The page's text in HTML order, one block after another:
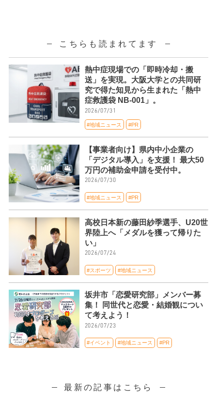
こちらも読まれてます
熱中症現場での「即時冷却・搬
送」を実現。大阪大学との共同研
究で得た知見から生まれた「熱中
症救護袋 NB-001」。
2026/07/31
#地域ニュース #PR
【事業者向け】県内中小企業の
「デジタル導入」を支援！ 最大50
万円の補助金申請を受付中。
2026/07/30
#地域ニュース #PR
高校日本新の藤田紗季選手、U20世
界陸上へ「メダルを獲って帰りた
い」
2026/07/24
#スポーツ #地域ニュース
坂井市「恋愛研究部」メンバー募
集！ 同世代と恋愛・結婚観につい
て考えよう！
2026/07/23
#イベント #地域ニュース #PR
最新の記事はこちら